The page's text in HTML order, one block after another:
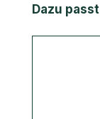
Dazu passt